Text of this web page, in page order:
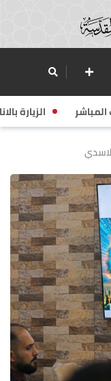
المباشر الزيارة